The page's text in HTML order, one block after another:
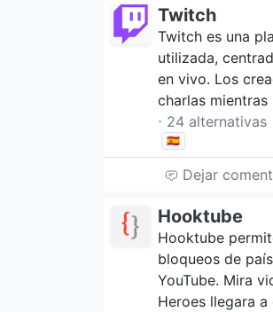
Twitch
Twitch es una
utilizada,
en vivo. Los
charlas
⋅ 24 alternativas
🇪🇸
Dejar
Hooktube
Hooktube
bloqueos de
YouTube. Mira
Heroes llegara